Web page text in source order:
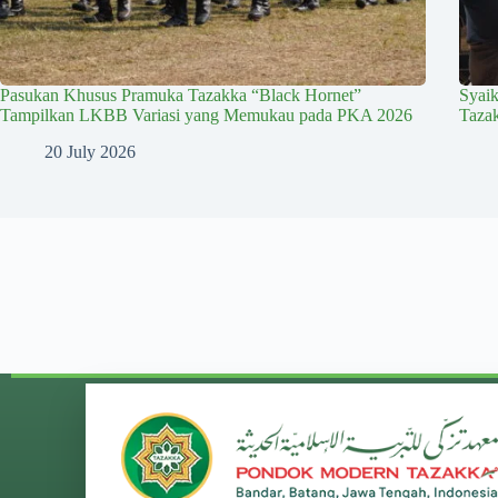
Pasukan Khusus Pramuka Tazakka “Black Hornet”
Tampilkan LKBB Variasi yang Memukau pada PKA 2026
20 July 2026